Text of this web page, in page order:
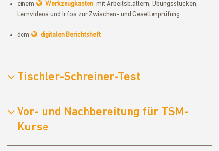
einem Werkzeugkasten mit Arbeitsblättern, Übungsstücken,
Lernvideos und Infos zur Zwischen- und Gesellenprüfung
dem digitalen Berichtsheft
Tischler-Schreiner-Test
Vor- und Nachbereitung für TSM-
Kurse